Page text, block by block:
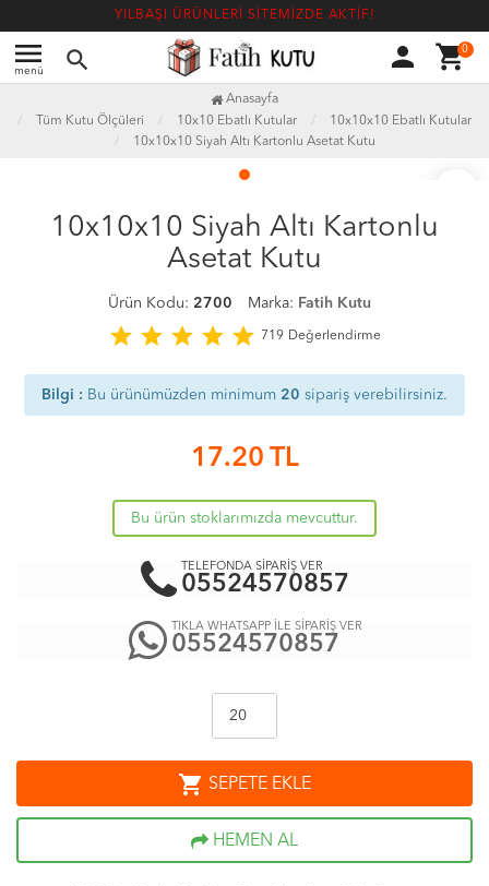
YILBAŞI ÜRÜNLERİ SİTEMİZDE AKTİF!
menu
menü search person shopping_cart0
Anasayfa
Tüm Kutu Ölçüleri
10x10 Ebatlı Kutular
10x10x10 Ebatlı Kutular
10x10x10 Siyah Altı Kartonlu Asetat Kutu
10x10x10 Siyah Altı Kartonlu
Asetat Kutu
Ürün Kodu: 2700 Marka: Fatih Kutu
star star star star star 719 Değerlendirme
Bilgi : Bu ürünümüzden minimum 20 sipariş verebilirsiniz.
17.20 TL
Bu ürün stoklarımızda mevcuttur.
TELEFONDA SİPARİŞ VER
05524570857
TIKLA WHATSAPP İLE SİPARİŞ VER
05524570857
shopping_cart SEPETE EKLE
HEMEN AL